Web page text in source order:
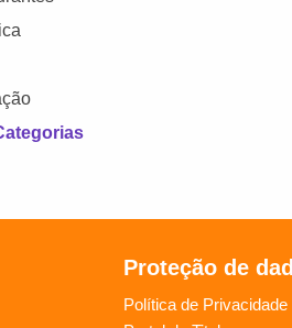
Proteção de
Política de Privacidade